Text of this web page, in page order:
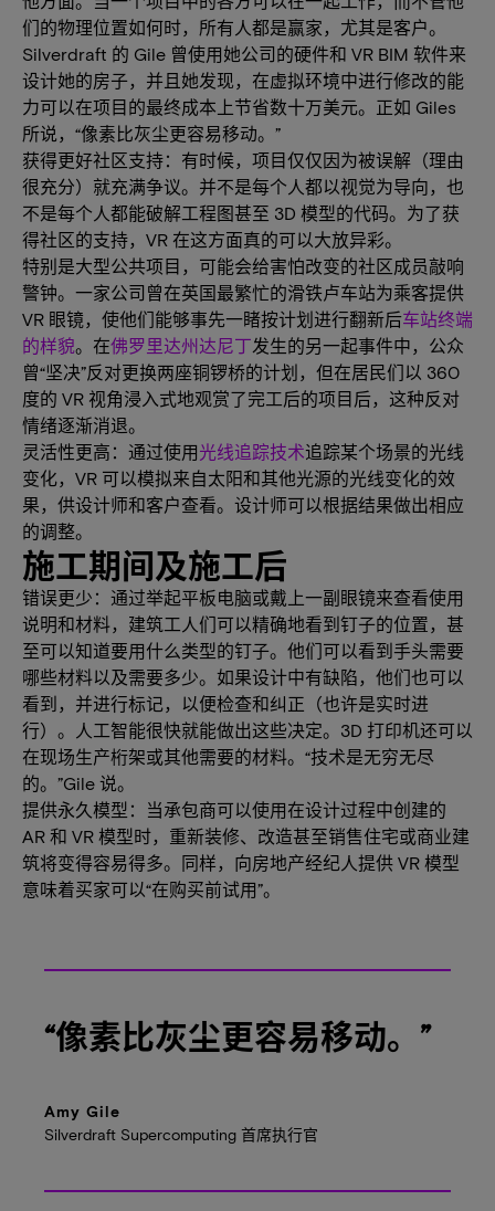
们的物理位置如何时，所有人都是赢家，尤其是客户。
Silverdraft 的 Gile 曾使用她公司的硬件和 VR BIM 软件来
设计她的房子，并且她发现，在虚拟环境中进行修改的能
力可以在项目的最终成本上节省数十万美元。正如 Giles
所说，“像素比灰尘更容易移动。”
获得更好社区支持：有时候，项目仅仅因为被误解（理由
很充分）就充满争议。并不是每个人都以视觉为导向，也
不是每个人都能破解工程图甚至 3D 模型的代码。为了获
得社区的支持，VR 在这方面真的可以大放异彩。
特别是大型公共项目，可能会给害怕改变的社区成员敲响
警钟。一家公司曾在英国最繁忙的滑铁卢车站为乘客提供
VR 眼镜，使他们能够事先一睹按计划进行翻新后车站终端
的样貌。在佛罗里达州达尼丁发生的另一起事件中，公众
曾“坚决”反对更换两座铜锣桥的计划，但在居民们以 360
度的 VR 视角浸入式地观赏了完工后的项目后，这种反对
情绪逐渐消退。
灵活性更高：通过使用光线追踪技术追踪某个场景的光线
变化，VR 可以模拟来自太阳和其他光源的光线变化的效
果，供设计师和客户查看。设计师可以根据结果做出相应
的调整。
施工期间及施工后
错误更少：通过举起平板电脑或戴上一副眼镜来查看使用
说明和材料，建筑工人们可以精确地看到钉子的位置，甚
至可以知道要用什么类型的钉子。他们可以看到手头需要
哪些材料以及需要多少。如果设计中有缺陷，他们也可以
看到，并进行标记，以便检查和纠正（也许是实时进
行）。人工智能很快就能做出这些决定。3D 打印机还可以
在现场生产桁架或其他需要的材料。“技术是无穷无尽
的。”Gile 说。
提供永久模型：当承包商可以使用在设计过程中创建的
AR 和 VR 模型时，重新装修、改造甚至销售住宅或商业建
筑将变得容易得多。同样，向房地产经纪人提供 VR 模型
意味着买家可以“在购买前试用”。
Amy Gile
“像素比灰尘更容易移动。”
Silverdraft Supercomputing 首席执行官